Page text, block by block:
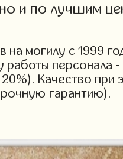
и по лучшим
могилу с 1999
персонала -
Качество при
гарантию).